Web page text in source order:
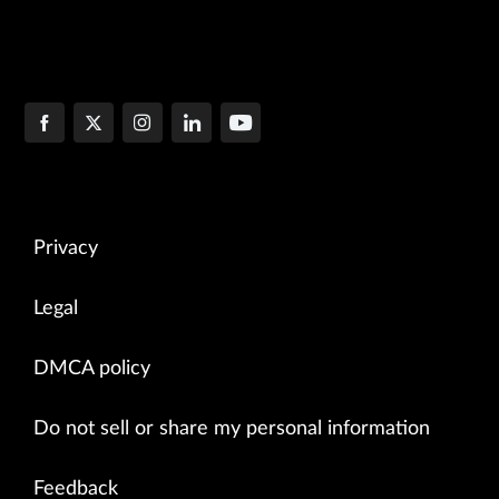
Privacy
Legal
DMCA policy
Do not sell or share my personal information
Feedback